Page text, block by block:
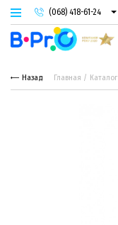
(068) 418-61-24
(093) 974-66-94
(095) 987-29-55
Назад Главная Каталог